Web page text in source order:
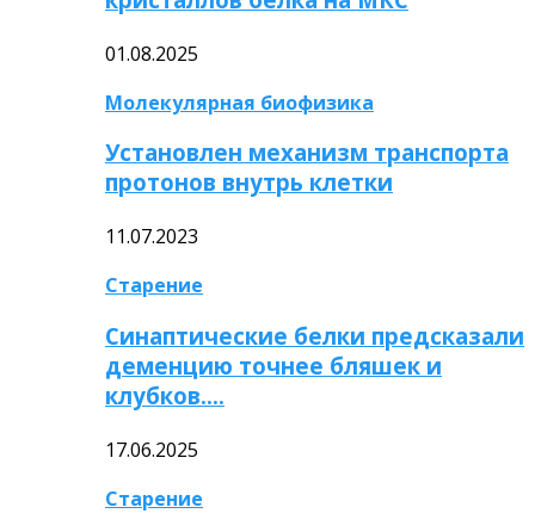
01.08.2025
Молекулярная биофизика
Установлен механизм транспорта
протонов внутрь клетки
11.07.2023
Старение
Синаптические белки предсказали
деменцию точнее бляшек и
клубков….
17.06.2025
Старение